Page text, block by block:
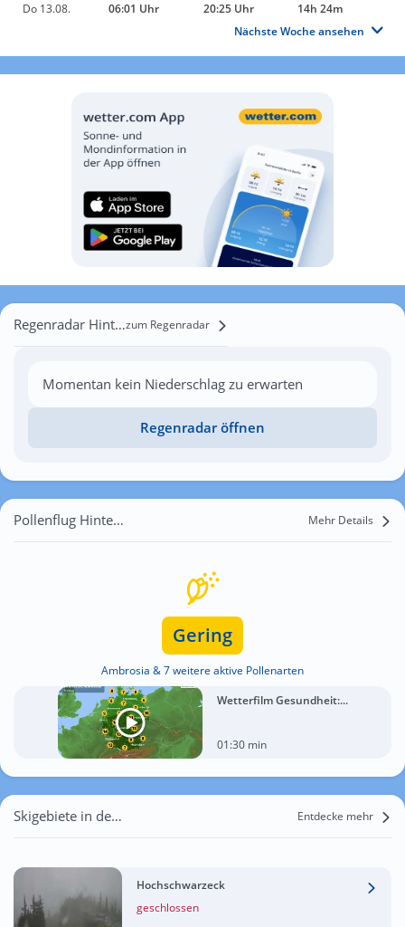
Do 13.08.
06:01 Uhr 20:25 Uhr
14h 24m
Nächste Woche ansehen
Regenradar Hinterseezum Regenradar
Momentan kein Niederschlag zu erwarten
Regenradar öffnen
Pollenflug Hintersee Mehr Details
Gering
Ambrosia & 7 weitere aktive Pollenarten
Wetterfilm Gesundheit:...
01:30 min
Skigebiete in der Nähe von Hintersee Entdecke mehr
Hochschwarzeck
geschlossen